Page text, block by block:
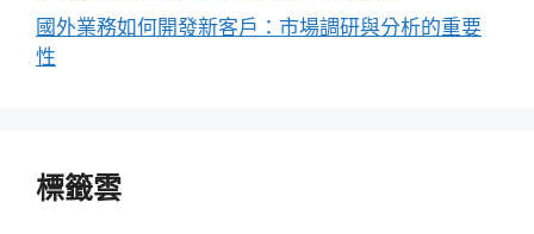
國外業務如何開發新客戶：市場調研與分析的重要
性
標籤雲